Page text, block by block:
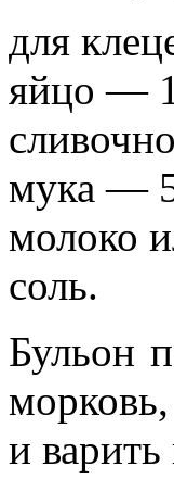
для
яйцо —
мука —
молоко
соль.
Бульон
и